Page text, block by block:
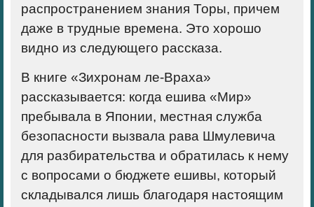
распространением знания Торы, причем
даже в трудные времена. Это хорошо
видно из следующего рассказа.
В книге «Зихронам ле-Враха»
рассказывается: когда ешива «Мир»
пребывала в Японии, местная служба
безопасности вызвала рава Шмулевича
для разбирательства и обратилась к нему
с вопросами о бюджете ешивы, который
складывался лишь благодаря настоящим